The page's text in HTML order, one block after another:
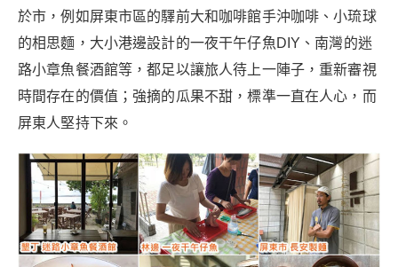
於市，例如屏東市區的驛前大和咖啡館手沖咖啡、小琉球
的相思麵，大小港邊設計的一夜干午仔魚DIY、南灣的迷
路小章魚餐酒館等，都足以讓旅人待上一陣子，重新審視
時間存在的價值；強摘的瓜果不甜，標準一直在人心，而
屏東人堅持下來。